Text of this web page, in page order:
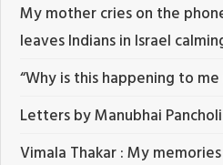
My mother cries on the
leaves Indians in Israel
“Why is this happening to me
Letters by Manubhai Pancholi
Vimala Thakar : My